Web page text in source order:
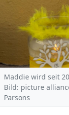
Maddie wird seit
Bild: picture
Parsons